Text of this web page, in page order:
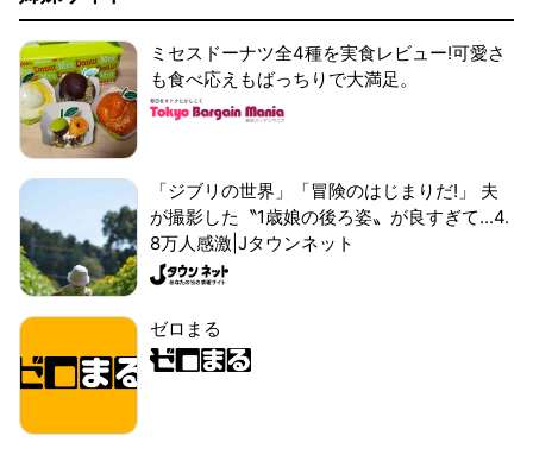
ミセスドーナツ全4種を実食レビュー!可愛さ
も食べ応えもばっちりで大満足。
「ジブリの世界」「冒険のはじまりだ!」 夫
が撮影した〝1歳娘の後ろ姿〟が良すぎて...4.
8万人感激|Jタウンネット
ゼロまる